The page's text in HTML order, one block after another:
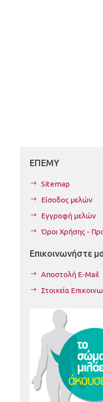
ΕΠΕΜΥ
Sitemap
Είσοδος μελών
Εγγραφή μελών
Όροι Χρήσης -
Επικοινωνήστε
Αποστολή E-Mail
Στοιχεία